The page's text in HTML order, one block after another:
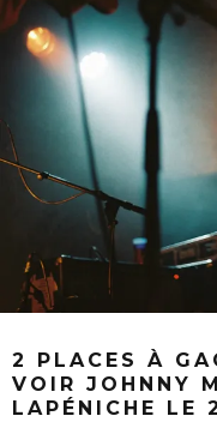
2 PLACES À
VOIR JOHNNY
LAPÉNICHE LE